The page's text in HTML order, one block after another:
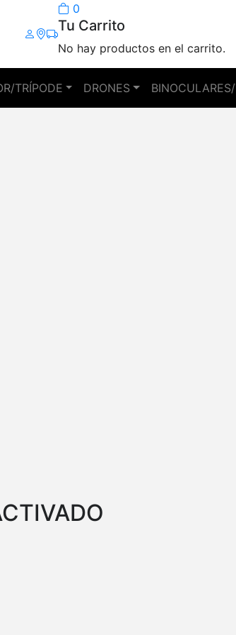
0
Tu Carrito
No hay productos en el carrito.
TRÍPODE DRONES